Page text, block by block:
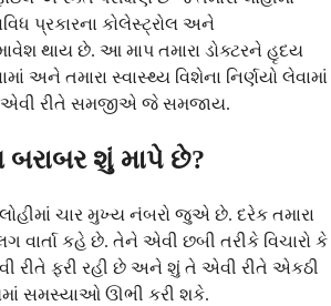
પ્રકારના કોલેસ્ટ્રોલ અને
થાય છે. આ માપ તમારા ડોક્ટરને હૃદય
અને તમારા સ્વાસ્થ્ય વિશેના નિર્ણયો લેવામાં
રીતે સમજીએ જે સમજાય.
બરાબર શું માપે છે?
લોહીમાં ચાર મુખ્ય નંબરો જુએ છે. દરેક તમારા
વાર્તા કહે છે. તેને એવી છબી તરીકે વિચારો કે
રીતે ફરી રહી છે અને શું તે એવી રીતે એકઠી
સમસ્યાઓ ઊભી કરી શકે.